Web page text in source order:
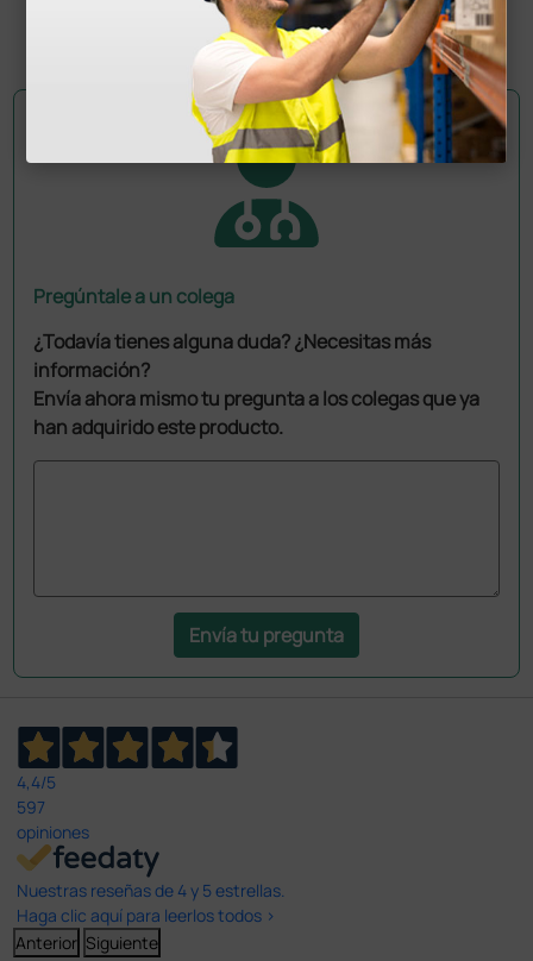
1 ud.
Pregúntale a un colega
¿Todavía tienes alguna duda? ¿Necesitas más
información?
Envía ahora mismo tu pregunta a los colegas que ya
han adquirido este producto.
Envía tu pregunta
4,4/5
597
opiniones
Nuestras reseñas de 4 y 5 estrellas.
Haga clic aquí para leerlos todos >
Anterior Siguiente